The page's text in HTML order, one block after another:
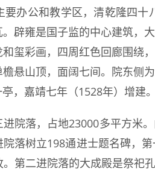
办公和教学区，清乾隆四
辟雍是国子监的中心建筑，
玺彩画，四周红色回廊围绕
悬山顶，面阔七间。院东侧
，嘉靖七年（1528年）增建。
院落，占地23000多平方米
落树立198通进士题名碑，
第二进院落的大成殿是祭